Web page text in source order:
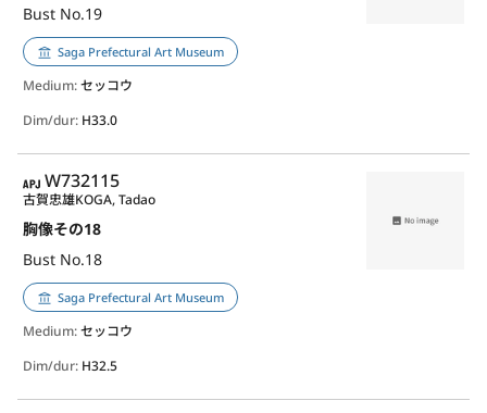
Bust No.19
Saga Prefectural Art Museum
Medium:セッコウ
Dim/dur: H33.0
APJ
W732115
胸像その18
Bust No.18
古賀忠雄KOGA, Tadao
Saga Prefectural Art Museum
Medium:セッコウ
Dim/dur: H32.5